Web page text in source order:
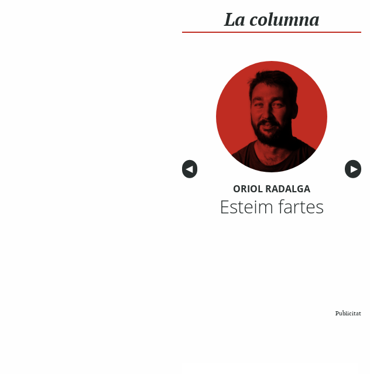
La columna
Anterior
◀︎ ▶︎
ORIOL RADALGA
Esteim fartes
Publicitat